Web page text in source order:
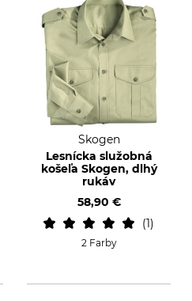
Skogen
Lesnícka služobná
košeľa Skogen, dlhý
rukáv
58,90 €
1
2 Farby